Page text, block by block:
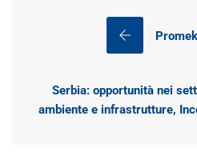
Serbia: opportunità nei
ambiente e infrastrutture,